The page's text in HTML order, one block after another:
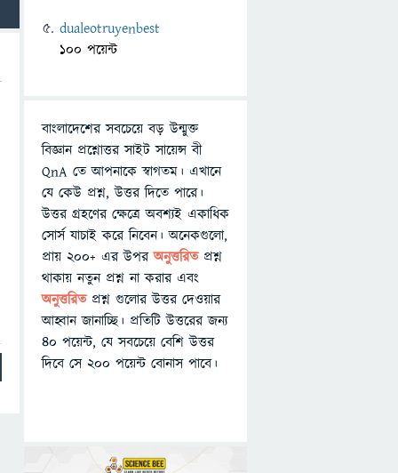
dualeotruyenbest
100 পয়েন্ট
বাংলাদেশের সবচেয়ে বড় উন্মুক্ত
বিজ্ঞান প্রশ্নোত্তর সাইট সায়েন্স বী
QnA তে আপনাকে স্বাগতম। এখানে
যে কেউ প্রশ্ন, উত্তর দিতে পারে।
উত্তর গ্রহণের ক্ষেত্রে অবশ্যই একাধিক
সোর্স যাচাই করে নিবেন। অনেকগুলো,
প্রায় ২০০+ এর উপরঅনুত্তরিতপ্রশ্ন
থাকায় নতুন প্রশ্ন না করার এবং
অনুত্তরিত প্রশ্ন গুলোর উত্তর দেওয়ার
আহ্বান জানাচ্ছি। প্রতিটি উত্তরের জন্য
৪০ পয়েন্ট, যে সবচেয়ে বেশি উত্তর
দিবে সে ২০০ পয়েন্ট বোনাস পাবে।